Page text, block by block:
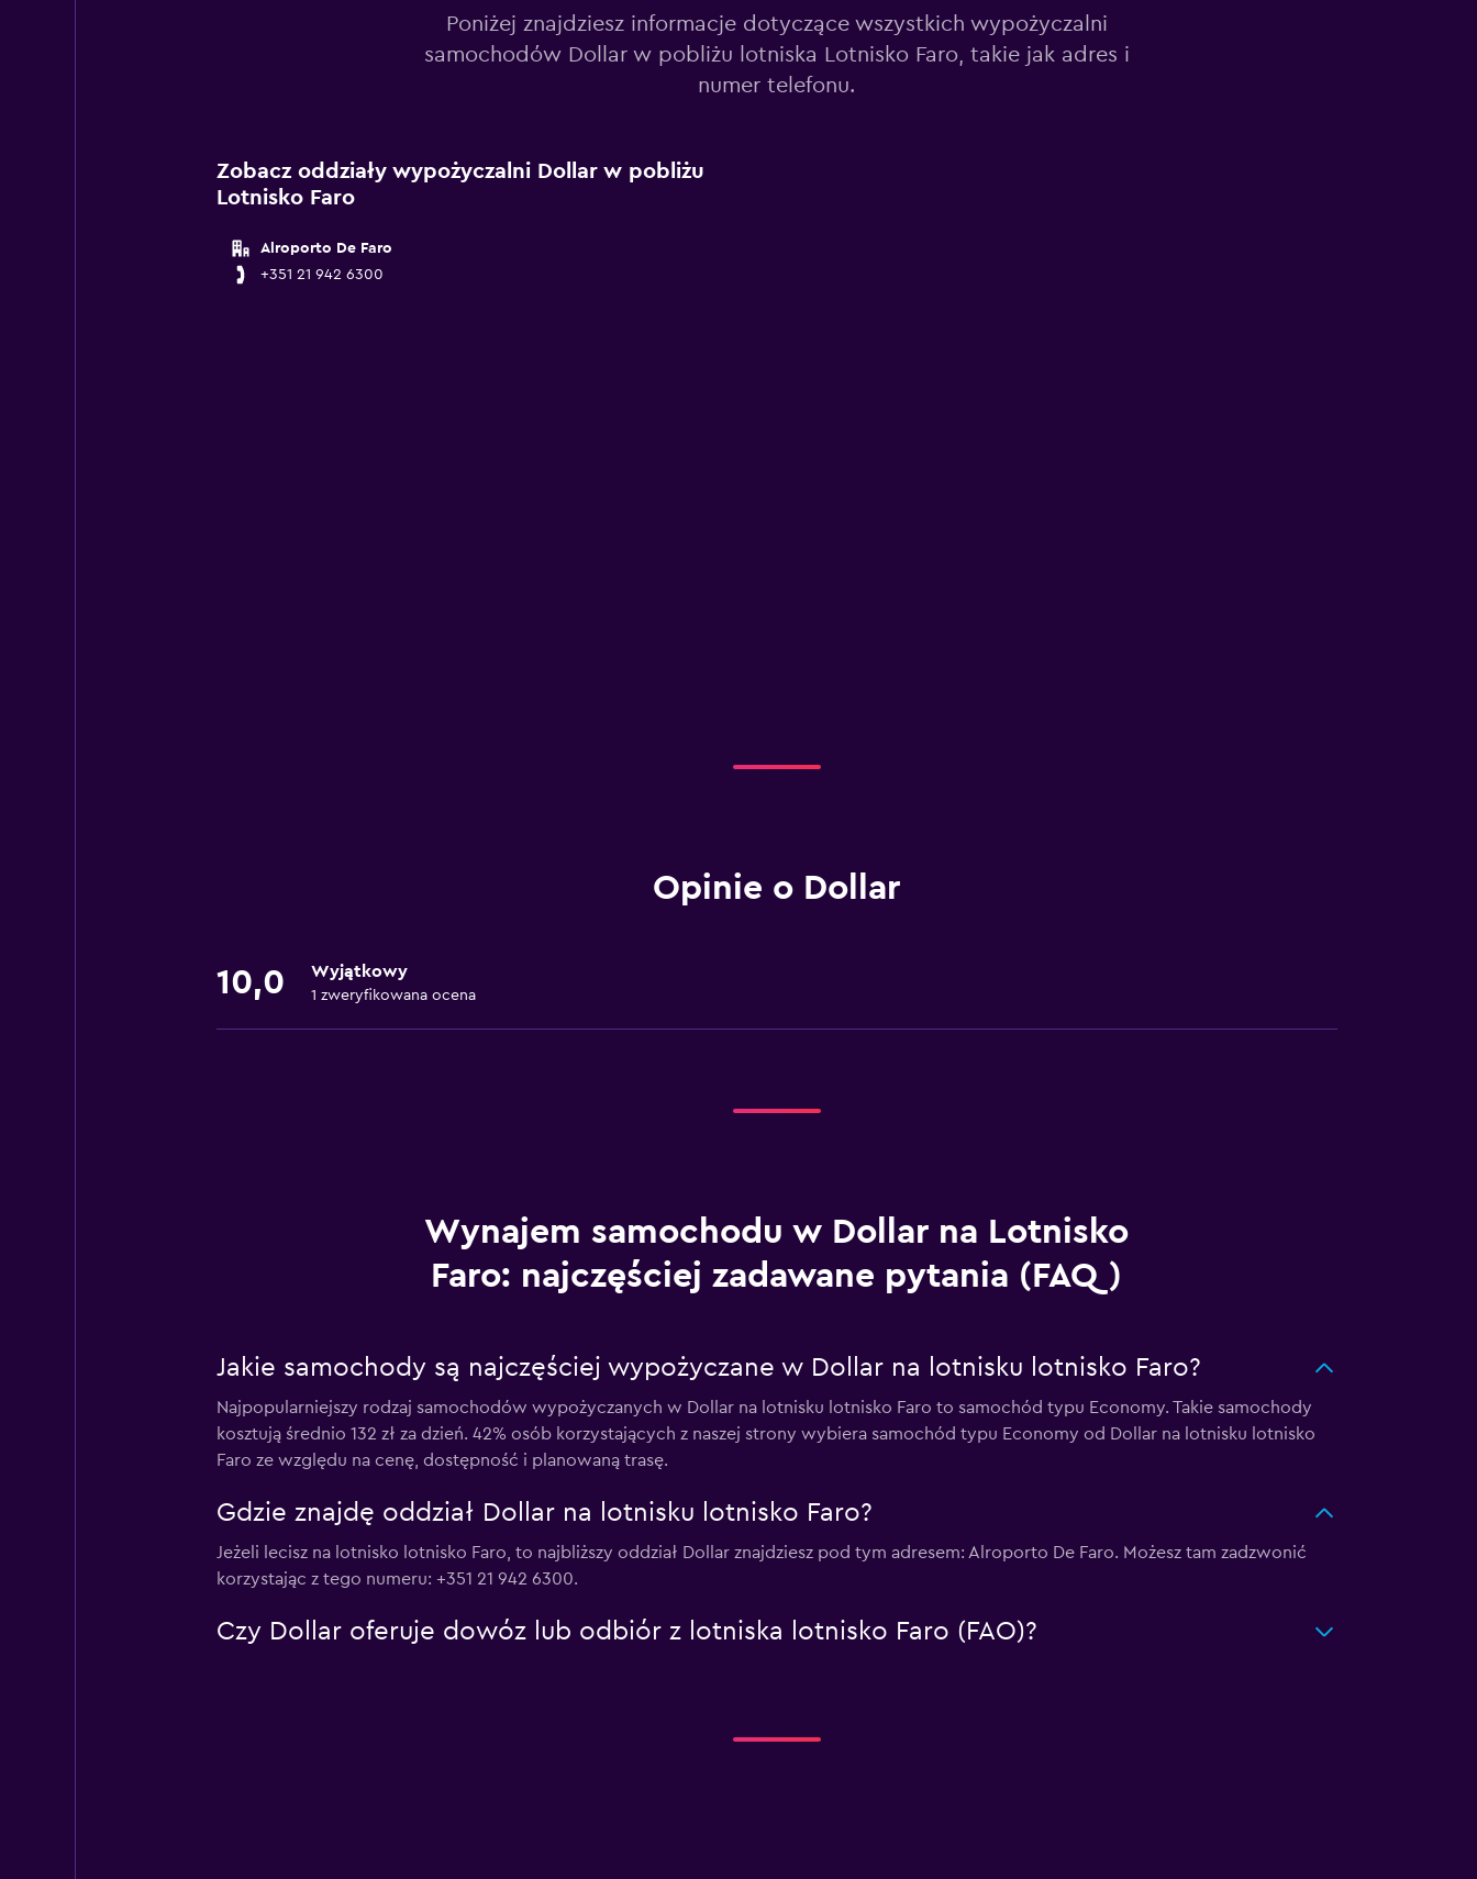
Poniżej znajdziesz informacje dotyczące wszystkich wypożyczalni
samochodów Dollar w pobliżu lotniska Lotnisko Faro, takie jak adres i
numer telefonu.
Zobacz oddziały wypożyczalni Dollar w pobliżu
Lotnisko Faro
Alroporto De Faro
+351 21 942 6300
Opinie o Dollar
10,0 Wyjątkowy
1 zweryfikowana ocena
Wynajem samochodu w Dollar na Lotnisko
Faro: najczęściej zadawane pytania (FAQ)
Jakie samochody są najczęściej wypożyczane w Dollar na lotnisku lotnisko Faro?
Najpopularniejszy rodzaj samochodów wypożyczanych w Dollar na lotnisku lotnisko Faro to samochód typu Economy. Takie samochody
kosztują średnio 132 zł za dzień. 42% osób korzystających z naszej strony wybiera samochód typu Economy od Dollar na lotnisku lotnisko
Faro ze względu na cenę, dostępność i planowaną trasę.
Gdzie znajdę oddział Dollar na lotnisku lotnisko Faro?
Jeżeli lecisz na lotnisko lotnisko Faro, to najbliższy oddział Dollar znajdziesz pod tym adresem: Alroporto De Faro. Możesz tam zadzwonić
korzystając z tego numeru: +351 21 942 6300.
Czy Dollar oferuje dowóz lub odbiór z lotniska lotnisko Faro (FAO)?